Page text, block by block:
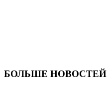
БОЛЬШЕ НОВОСТЕЙ